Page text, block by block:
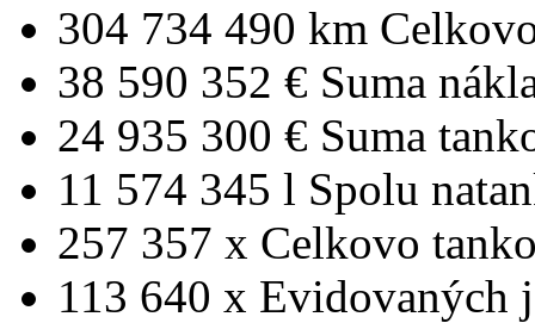
304 734 490 km
38 590 352 € Suma
24 935 300 € Suma
11 574 345 l Spolu
257 357 x Celkovo
113 640 x Evidovaných